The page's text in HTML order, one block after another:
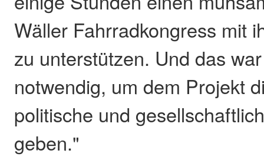
Wäller Fahrradkongress mit
zu unterstützen. Und das
notwendig, um dem Projekt
politische und
geben."